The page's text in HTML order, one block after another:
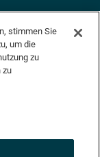
schnell wie
stimmen Sie
um die
zu
zu